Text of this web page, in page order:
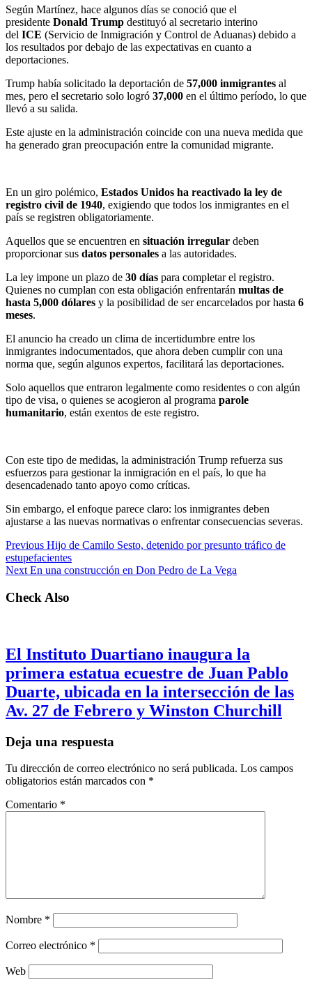
Según Martínez, hace algunos días se conoció que el
presidente Donald Trump destituyó al secretario interino
del ICE (Servicio de Inmigración y Control de Aduanas) debido a
los resultados por debajo de las expectativas en cuanto a
deportaciones.
Trump había solicitado la deportación de 57,000 inmigrantes al
mes, pero el secretario solo logró 37,000 en el último período, lo que
llevó a su salida.
Este ajuste en la administración coincide con una nueva medida que
ha generado gran preocupación entre la comunidad migrante.
En un giro polémico, Estados Unidos ha reactivado la ley de
registro civil de 1940, exigiendo que todos los inmigrantes en el
país se registren obligatoriamente.
Aquellos que se encuentren en situación irregular deben
proporcionar sus datos personales a las autoridades.
La ley impone un plazo de 30 días para completar el registro.
Quienes no cumplan con esta obligación enfrentarán multas de
hasta 5,000 dólares y la posibilidad de ser encarcelados por hasta 6
meses.
El anuncio ha creado un clima de incertidumbre entre los
inmigrantes indocumentados, que ahora deben cumplir con una
norma que, según algunos expertos, facilitará las deportaciones.
Solo aquellos que entraron legalmente como residentes o con algún
tipo de visa, o quienes se acogieron al programa parole
humanitario, están exentos de este registro.
Con este tipo de medidas, la administración Trump refuerza sus
esfuerzos para gestionar la inmigración en el país, lo que ha
desencadenado tanto apoyo como críticas.
Sin embargo, el enfoque parece claro: los inmigrantes deben
ajustarse a las nuevas normativas o enfrentar consecuencias severas.
Previous Hijo de Camilo Sesto, detenido por presunto tráfico de
estupefacientes
NextEn una construcción en Don Pedro de La Vega
Check Also
El Instituto Duartiano inaugura la
primera estatua ecuestre de Juan Pablo
Duarte, ubicada en la intersección de las
Av. 27 de Febrero y Winston Churchill
Deja una respuesta
Tu dirección de correo electrónico no será publicada. Los campos
obligatorios están marcados con *
Comentario *
Nombre *
Correo electrónico *
Web